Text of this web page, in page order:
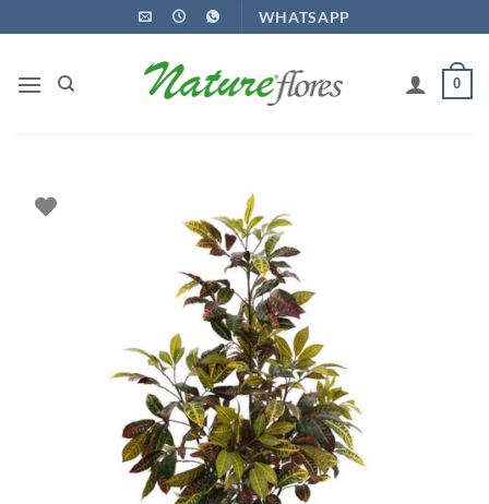
para
conteúdo
WHATSAPP
0